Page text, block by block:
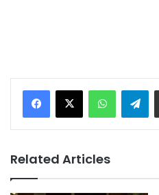
Telegram
Related Articles